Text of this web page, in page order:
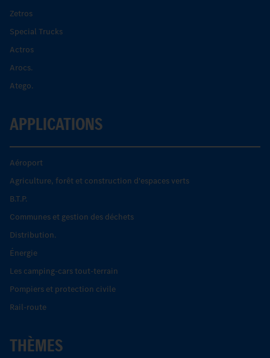
Zetros
Special Trucks
Actros
Arocs.
Atego.
APPLICATIONS
Aéroport
Agriculture, forêt et construction d'espaces verts
B.T.P.
Communes et gestion des déchets
Distribution.
Énergie
Les camping-cars tout-terrain
Pompiers et protection civile
Rail-route
THÈMES